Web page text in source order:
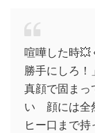
喧嘩した時💥
勝手にしろ！
真顔で固まっ
い 顔には全
ヒー口まで